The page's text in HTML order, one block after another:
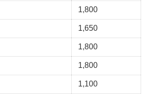
1,800
1,650
1,800
1,800
1,100